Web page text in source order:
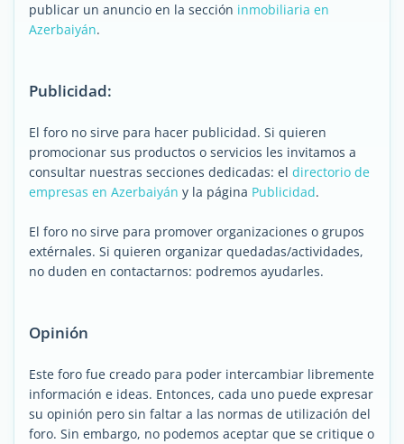
publicar un anuncio en la sección inmobiliaria en
Azerbaiyán.
Publicidad:
El foro no sirve para hacer publicidad. Si quieren
promocionar sus productos o servicios les invitamos a
consultar nuestras secciones dedicadas: el directorio de
empresas en Azerbaiyán y la página Publicidad.
El foro no sirve para promover organizaciones o grupos
extérnales. Si quieren organizar quedadas/actividades,
no duden en contactarnos: podremos ayudarles.
Opinión
Este foro fue creado para poder intercambiar libremente
información e ideas. Entonces, cada uno puede expresar
su opinión pero sin faltar a las normas de utilización del
foro. Sin embargo, no podemos aceptar que se critique o